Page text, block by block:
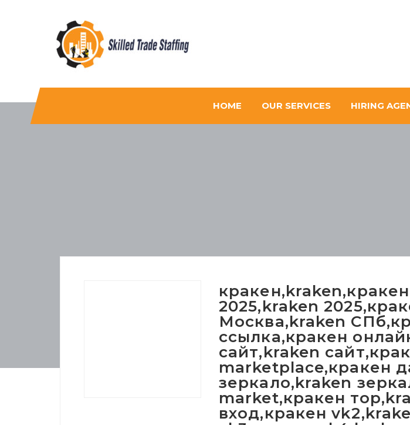
Skilled Trade Staffing
Staffing
HOME OUR SERVICES HIRING
2025,kraken
Москва,kraken
ссылка,кракен
сайт,kraken
marketplace,кракен
зеркало,kraken
market,кракен
вход,кракен